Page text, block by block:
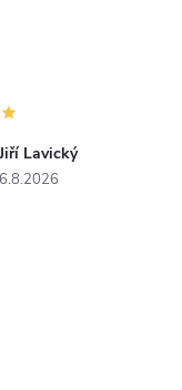
Jiří Lavický
6.8.2026